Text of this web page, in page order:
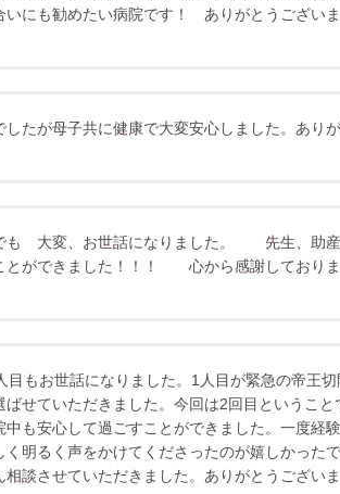
にも勧めたい病院です！ ありがとうござい
たが母子共に健康で大変安心しました。あり
も 大変、お世話になりました。 先生、助
とができました！！！ 心から感謝しておりま
目もお世話になりました。1人目が緊急の帝王
ばせていただきました。今回は2回目というこ
中も安心して過ごすことができました。一度経
く明るく声をかけてくださったのが嬉しかった
談させていただきました。ありがとうございま